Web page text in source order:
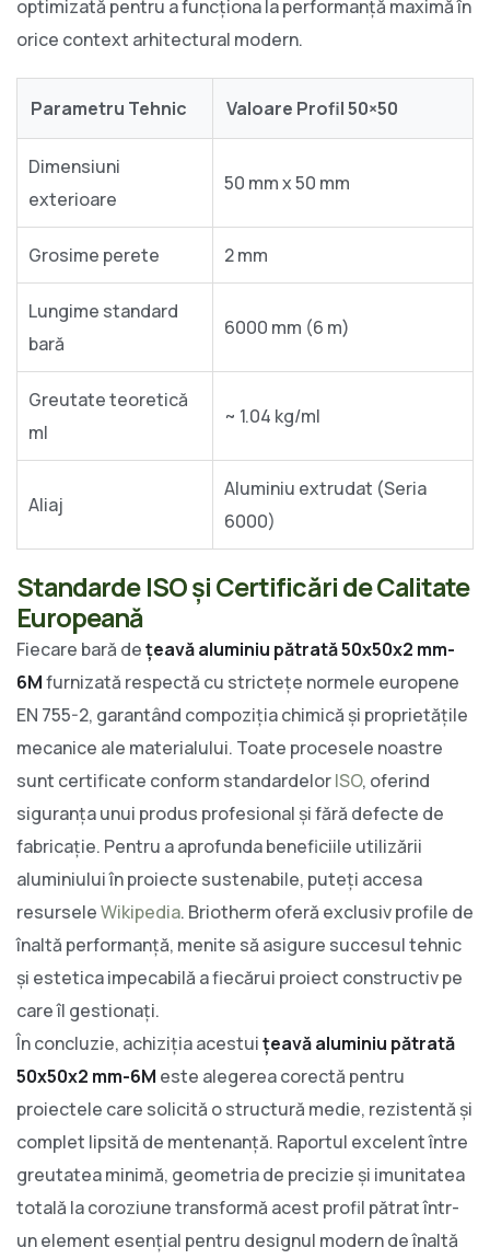
optimizată pentru a funcționa la performanță maximă în
orice context arhitectural modern.
Parametru Tehnic Valoare Profil 50×50
Dimensiuni
exterioare
50 mm x 50 mm
Grosime perete 2 mm
Lungime standard
bară
6000 mm (6 m)
Greutate teoretică
ml
~ 1.04 kg/ml
Aliaj
Aluminiu extrudat (Seria
6000)
Standarde ISO și Certificări de Calitate
Europeană
Fiecare bară dețeavă aluminiu pătrată 50x50x2 mm-
6Mfurnizată respectă cu strictețe normele europene
EN 755-2, garantând compoziția chimică și proprietățile
mecanice ale materialului. Toate procesele noastre
sunt certificate conform standardelorISO, oferind
siguranța unui produs profesional și fără defecte de
fabricație. Pentru a aprofunda beneficiile utilizării
aluminiului în proiecte sustenabile, puteți accesa
resurseleWikipedia. Briotherm oferă exclusiv profile de
înaltă performanță, menite să asigure succesul tehnic
și estetica impecabilă a fiecărui proiect constructiv pe
care îl gestionați.
În concluzie, achiziția acestuițeavă aluminiu pătrată
50x50x2 mm-6M este alegerea corectă pentru
proiectele care solicită o structură medie, rezistentă și
complet lipsită de mentenanță. Raportul excelent între
greutatea minimă, geometria de precizie și imunitatea
totală la coroziune transformă acest profil pătrat într-
un element esențial pentru designul modern de înaltă